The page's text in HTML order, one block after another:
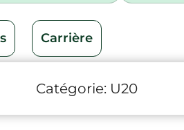
Carrière
Catégorie: U20